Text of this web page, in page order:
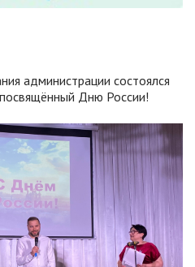
администрации состоялся
Дню России!